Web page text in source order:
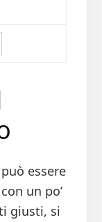
essere
un po’
giusti, si